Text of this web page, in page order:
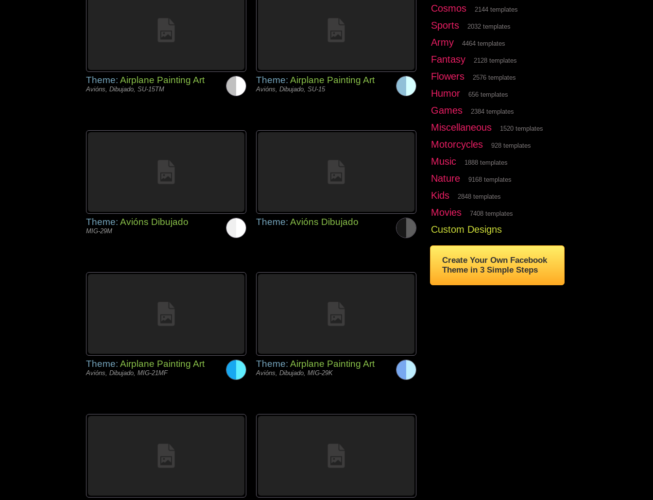
Theme: Airplane Painting Art
Avións, Dibujado, SU-15TM
Theme: Airplane Painting Art
Avións, Dibujado, SU-15
Theme: Avións Dibujado
MIG-29M
Theme: Avións Dibujado
Theme: Airplane Painting Art
Avións, Dibujado, MIG-21MF
Theme: Airplane Painting Art
Avións, Dibujado, MIG-29K
Cosmos 2144 templates
Sports 2032 templates
Army 4464 templates
Fantasy 2128 templates
Flowers 2576 templates
Humor 656 templates
Games 2384 templates
Miscellaneous 1520 templates
Motorcycles 928 templates
Music 1888 templates
Nature 9168 templates
Kids 2848 templates
Movies 7408 templates
Custom Designs
Create Your Own Facebook
Theme in 3 Simple Steps